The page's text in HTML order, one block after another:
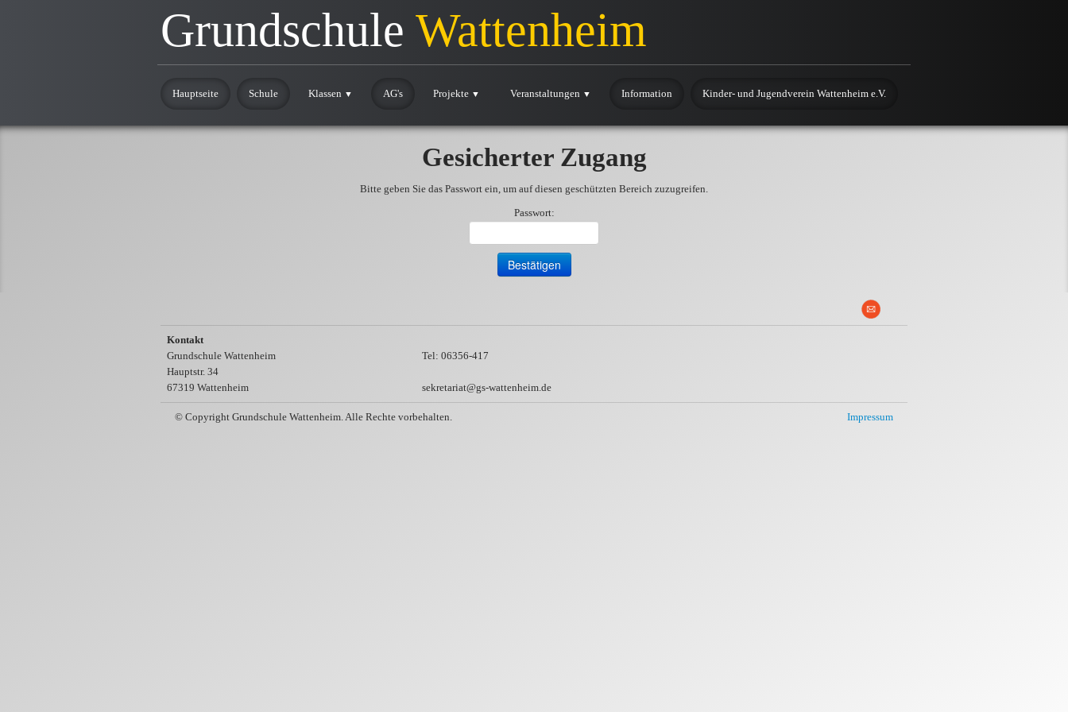
Grundschule Wattenheim
Hauptseite Schule Klassen ▼ AG's Projekte ▼ Veranstaltungen ▼ Information Kinder- und Jugendverein Wattenheim e.V.
Gesicherter Zugang
Bitte geben Sie das Passwort ein, um auf diesen geschützten Bereich zuzugreifen.
Passwort:
Kontakt
Grundschule Wattenheim
Hauptstr. 34
67319 Wattenheim
Tel: 06356-417
sekretariat@gs-wattenheim.de
© Copyright Grundschule Wattenheim. Alle Rechte vorbehalten. Impressum